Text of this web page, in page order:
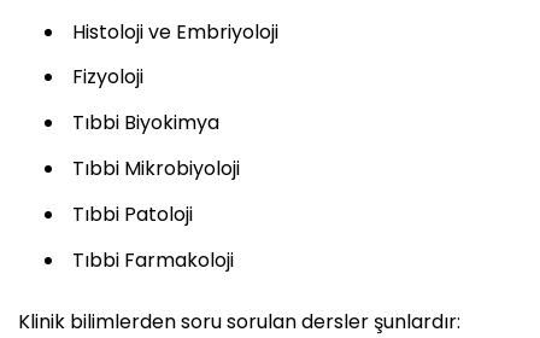
Histoloji ve Embriyoloji
Fizyoloji
Tıbbi Biyokimya
Tıbbi Mikrobiyoloji
Tıbbi Patoloji
Tıbbi Farmakoloji
Klinik bilimlerden soru sorulan dersler şunlardır: